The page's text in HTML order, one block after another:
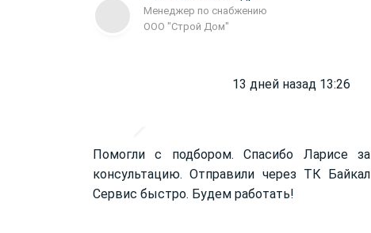
Менеджер по снабжению
ООО "Строй Дом"
13 дней назад 13:26
Помогли с подбором. Спасибо Ларисе за
консультацию. Отправили через ТК Байкал
Сервис быстро. Будем работать!